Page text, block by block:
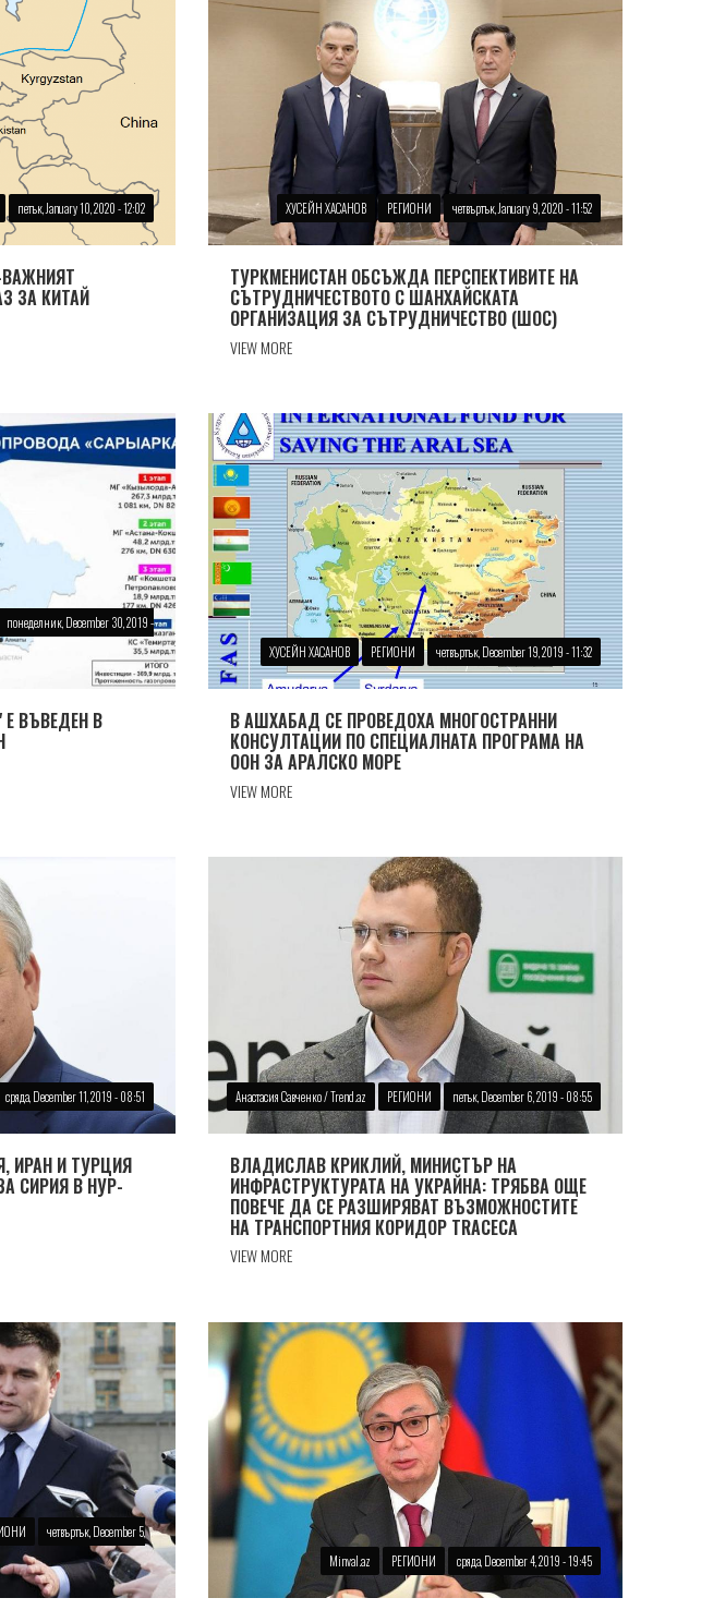
петък, January 10, 2020 - 12:02
ЗА КИТАЙ
ХУСЕЙН ХАСАНОВ РЕГИОНИ четвъртък, January 9, 2020 - 11:52
ТУРКМЕНИСТАН ОБСЪЖДА ПЕРСПЕКТИВИТЕ НА
СЪТРУДНИЧЕСТВОТО С ШАНХАЙСКАТА
ОРГАНИЗАЦИЯ ЗА СЪТРУДНИЧЕСТВО (ШОС)
VIEW MORE
понеделник, December 30, 2019 -
ВЪВЕДЕН В
ХУСЕЙН ХАСАНОВ РЕГИОНИ четвъртък, December 19, 2019 - 11:32
В АШХАБАД СЕ ПРОВЕДОХА МНОГОСТРАННИ
КОНСУЛТАЦИИ ПО СПЕЦИАЛНАТА ПРОГРАМА НА
ООН ЗА АРАЛСКО МОРЕ
VIEW MORE
сряда, December 11, 2019 - 08:51
ИРАН И ТУРЦИЯ
СИРИЯ В НУР-
Анастасия Савченко / Trend.az РЕГИОНИ петък, December 6, 2019 - 08:55
ВЛАДИСЛАВ КРИКЛИЙ, МИНИСТЪР НА
ИНФРАСТРУКТУРАТА НА УКРАЙНА: ТРЯБВА ОЩЕ
ПОВЕЧЕ ДА СЕ РАЗШИРЯВАТ ВЪЗМОЖНОСТИТЕ
НА ТРАНСПОРТНИЯ КОРИДОР TRACECA
VIEW MORE
четвъртък, December 5,
Minval.az РЕГИОНИ сряда, December 4, 2019 - 19:45